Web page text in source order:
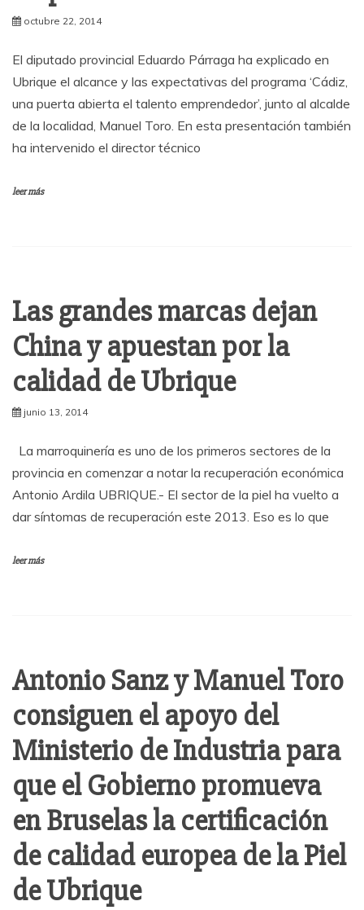
octubre 22, 2014
El diputado provincial Eduardo Párraga ha explicado en
Ubrique el alcance y las expectativas del programa ‘Cádiz,
una puerta abierta el talento emprendedor’, junto al alcalde
de la localidad, Manuel Toro. En esta presentación también
ha intervenido el director técnico
leer más
Las grandes marcas dejan
China y apuestan por la
calidad de Ubrique
junio 13, 2014
La marroquinería es uno de los primeros sectores de la
provincia en comenzar a notar la recuperación económica
Antonio Ardila UBRIQUE.- El sector de la piel ha vuelto a
dar síntomas de recuperación este 2013. Eso es lo que
leer más
Antonio Sanz y Manuel Toro
consiguen el apoyo del
Ministerio de Industria para
que el Gobierno promueva
en Bruselas la certificación
de calidad europea de la Piel
de Ubrique